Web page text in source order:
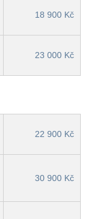
18 900 Kč
23 000 Kč
22 900 Kč
30 900 Kč